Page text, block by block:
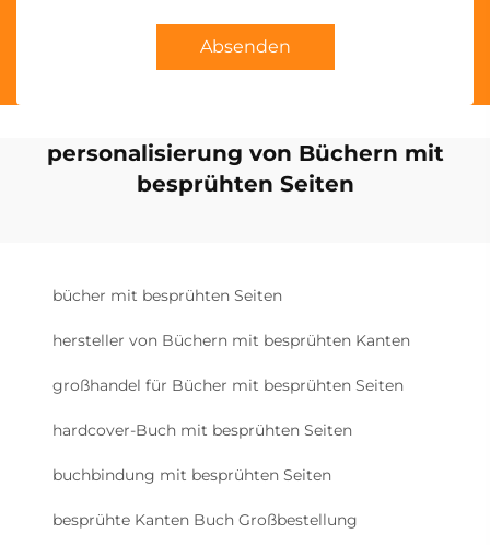
Absenden
personalisierung von Büchern mit
besprühten Seiten
bücher mit besprühten Seiten
hersteller von Büchern mit besprühten Kanten
großhandel für Bücher mit besprühten Seiten
hardcover-Buch mit besprühten Seiten
buchbindung mit besprühten Seiten
besprühte Kanten Buch Großbestellung